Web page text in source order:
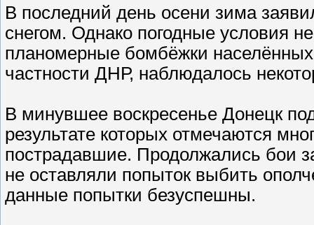
В последний день осени зима
снегом. Однако погодные условия
планомерные бомбёжки
частности ДНР, наблюдалось
В минувшее воскресенье Донецк
результате которых отмечаются
пострадавшие. Продолжались бои
не оставляли попыток выбить
данные попытки безуспешны.